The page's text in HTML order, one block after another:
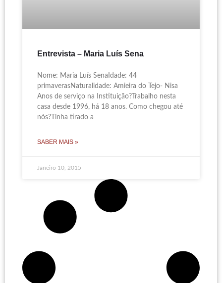
Entrevista – Maria Luís Sena
Nome: Maria Luís SenaIdade: 44
primaverasNaturalidade: Amieira do Tejo- Nisa
Anos de serviço na Instituição?Trabalho nesta
casa desde 1996, há 18 anos. Como chegou até
nós?Tinha tirado a
SABER MAIS »
Janeiro 10, 2015